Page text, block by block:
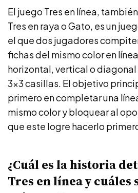
El juego Tres en línea,
Tres en raya o Gato, es un
el que dos jugadores
fichas del mismo color en
horizontal, vertical o diagonal
3×3 casillas. El objetivo
primero en completar una
mismo color y bloquear al
que este logre hacerlo
¿Cuál es la historia
Tres en línea y cuáles